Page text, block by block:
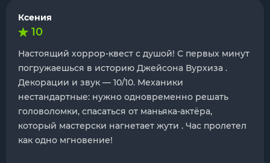
Ксения
10
Настоящий хоррор-квест с душой! С первых минут
погружаешься в историю Джейсона Вурхиза .
Декорации и звук — 10/10. Механики
нестандартные: нужно одновременно решать
головоломки, спасаться от маньяка-актёра,
который мастерски нагнетает жути . Час пролетел
как одно мгновение!